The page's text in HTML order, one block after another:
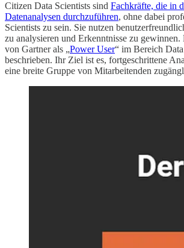
Citizen Data Scientists sind Fachkräfte, die in
Datenanalysen durchzuführen, ohne dabei
Scientists zu sein. Sie nutzen
zu analysieren und Erkenntnisse zu
von Gartner als „Power User“ im Bereich
beschrieben. Ihr Ziel ist es, fortgeschrittene
eine breite Gruppe von Mitarbeitenden